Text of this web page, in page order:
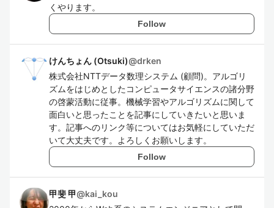
くやります。
Follow
けんちょん (Otsuki)@drken
株式会社NTTデータ数理システム (顧問)。アルゴリ
ズムをはじめとしたコンピュータサイエンスの諸分野
の啓蒙活動に従事。機械学習やアルゴリズムに関して
面白いと思ったことを記事にしていきたいと思いま
す。記事へのリンク等についてはお気軽にしていただ
いて大丈夫です。よろしくお願いします。
Follow
甲斐 甲@kai_kou